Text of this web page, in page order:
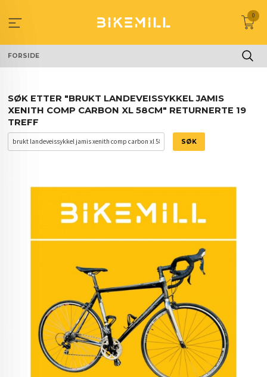
innholdet
0
FORSIDE
SØK ETTER "BRUKT LANDEVEISSYKKEL JAMIS
XENITH COMP CARBON XL 58CM" RETURNERTE 19
TREFF